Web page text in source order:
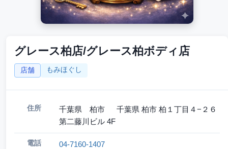
グレース柏店/グレース柏ボディ店
店舗 もみほぐし
住所
千葉県 柏市 千葉県 柏市 柏１丁目４−２６
第二藤川ビル 4F
電話 04-7160-1407